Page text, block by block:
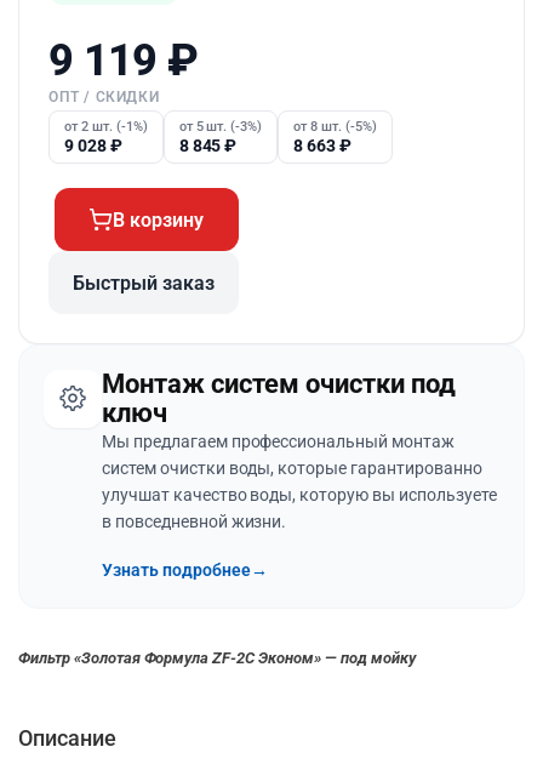
9 119 ₽
ОПТ / СКИДКИ
от 2 шт. (-1%)
9 028₽
от 5 шт. (-3%)
8 845₽
от 8 шт. (-5%)
8 663₽
В корзину
Быстрый заказ
Монтаж систем очистки под
ключ
Мы предлагаем профессиональный монтаж
систем очистки воды, которые гарантированно
улучшат качество воды, которую вы используете
в повседневной жизни.
Узнать подробнее→
Фильтр «Золотая Формула ZF-2С Эконом» — под мойку
Описание